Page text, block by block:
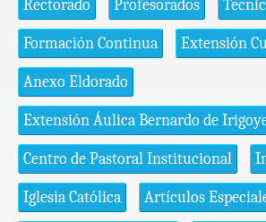
Rectorado Profesorados
Formación Continua Extensión
Anexo Eldorado
Extensión Áulica Bernardo de
Centro de Pastoral Institucional
Iglesia Católica Artículos